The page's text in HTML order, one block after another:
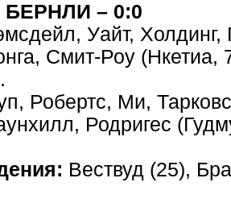
– 0:0
Уайт,
Смит-Роу (Нкетиа,
Робертс, Ми,
Родригес
Вествуд (25),